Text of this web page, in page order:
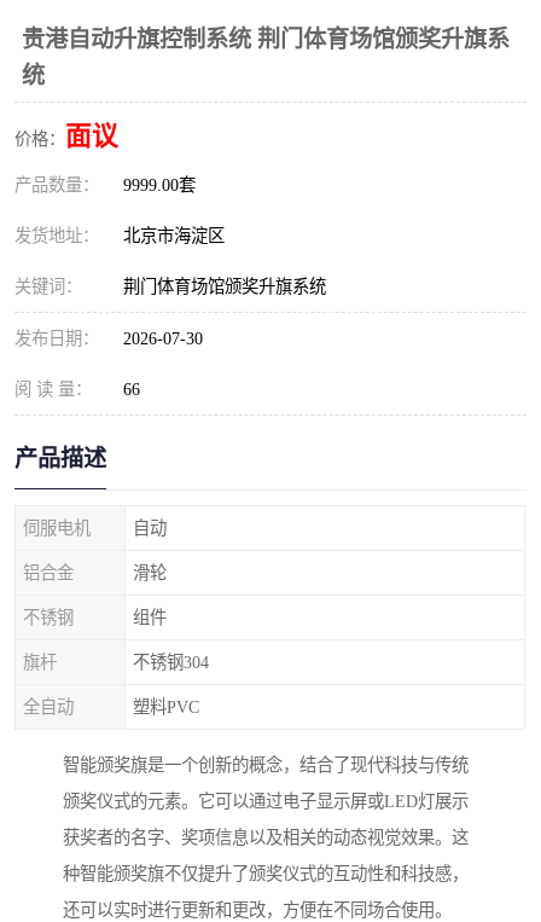
贵港自动升旗控制系统 荆门体育场馆颁奖升旗系
统
价格： 面议
产品数量： 9999.00套
发货地址： 北京市海淀区
关键词： 荆门体育场馆颁奖升旗系统
发布日期： 2026-07-30
阅 读 量： 66
产品描述
伺服电机 自动
铝合金 滑轮
不锈钢 组件
旗杆 不锈钢304
全自动 塑料PVC
智能颁奖旗是一个创新的概念，结合了现代科技与传统
颁奖仪式的元素。它可以通过电子显示屏或LED灯展示
获奖者的名字、奖项信息以及相关的动态视觉效果。这
种智能颁奖旗不仅提升了颁奖仪式的互动性和科技感，
还可以实时进行更新和更改，方便在不同场合使用。